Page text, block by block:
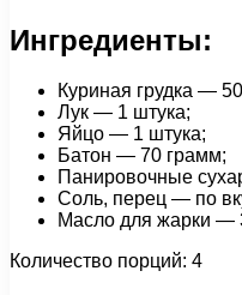
Ингредиенты:
Куриная грудка —
Лук — 1 штука;
Яйцо — 1 штука;
Батон — 70 грамм;
Панировочные
Соль, перец — по
Масло для жарки —
Количество порций: 4